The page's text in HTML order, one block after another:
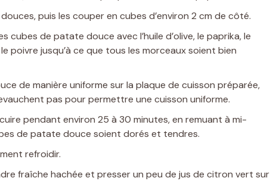
puis les couper en cubes d’environ 2 cm de côté.
cubes de patate douce avec l’huile d’olive, le paprika, le
poivre jusqu’à ce que tous les morceaux soient bien
de manière uniforme sur la plaque de cuisson préparée,
pas pour permettre une cuisson uniforme.
pendant environ 25 à 30 minutes, en remuant à mi-
de patate douce soient dorés et tendres.
refroidir.
fraîche hachée et presser un peu de jus de citron vert sur